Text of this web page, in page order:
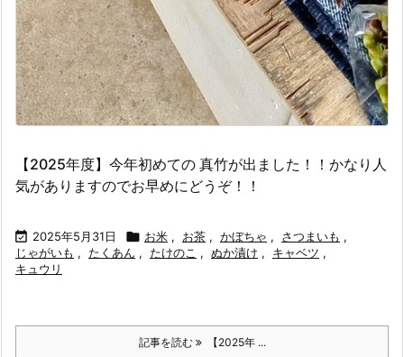
【2025年度】今年初めての 真竹が出ました！！かなり人
気がありますのでお早めにどうぞ！！
 2025年5月31日  お米 , お茶 , かぼちゃ , さつまいも ,
じゃがいも , たくあん , たけのこ , ぬか漬け , キャベツ ,
キュウリ
記事を読む 【2025年 ...